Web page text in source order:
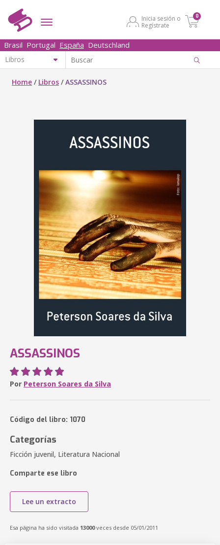
Inicia sesión o
Regístrate
0
Brasil Portugal España Deutschland
Home / Libros /ASSASSINOS
ASSASSINOS
Por Peterson Soares da Silva
Código del libro: 1070
Categorías
Ficción juvenil, Literatura Nacional
Comparte ese libro
Lee un extracto
Esa página ha sido visitada 13000veces desde 05/01/2011